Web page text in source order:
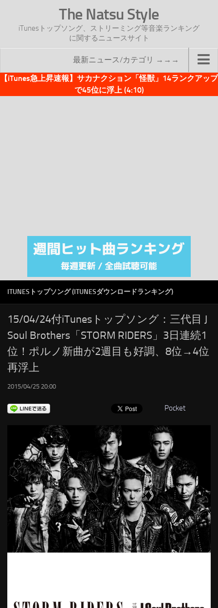
The Natsu Style
iTunesトップソング、ストリーミング等音楽ランキング
に関するニュースサイト
最新ニュース/カテゴリ →→→
TOP
注目カテゴリ
オリジナルiTunes週間トップソング
RSS
LINKS
【iTunes急上昇速報】サカナクション「怪獣」14ランクアップ
で45位に浮上 (4:10)
ITUNESトップソング (ITUNESダウンロードランキング)
15/04/24付iTunesトップソング：三代目 J
Soul Brothers「STORM RIDERS」3日連続1
位！ポルノ新曲が2週目も好調、8位→4位
再浮上
2015/04/25 20:00
Pocket